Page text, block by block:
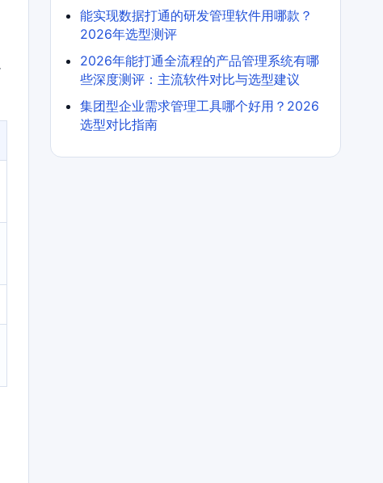
能实现数据打通的研发管理软件用哪款？
2026年选型测评
2026年能打通全流程的产品管理系统有哪
些深度测评：主流软件对比与选型建议
集团型企业需求管理工具哪个好用？2026
选型对比指南